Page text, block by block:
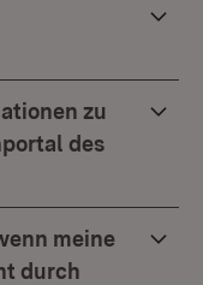
zu
des
meine
durch